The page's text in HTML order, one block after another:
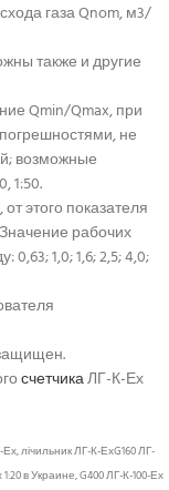
газа Qnom, м3/
также и другие
Qmin/Qmax, при
не
возможные
1:50.
этого показателя
рабочих
1,0; 1,6; 2,5; 4,0;
счетчикаЛГ-К-Ех
лічильник ЛГ-К-ЕхG160 ЛГ-
1:20 в Украине, G400 ЛГ-К-100-Ех